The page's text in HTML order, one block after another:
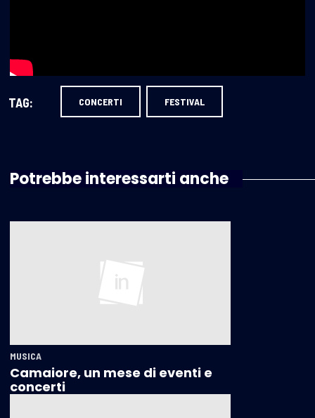
TAG: CONCERTI FESTIVAL
Potrebbe interessarti anche
MUSICA
Camaiore, un mese di eventi e
concerti